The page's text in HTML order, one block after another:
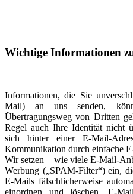
Wichtige Informationen
Informationen, die Sie
Mail) an uns senden,
Übertragungsweg von Dritten
Regel auch Ihre Identität nicht
sich hinter einer E-Mail-
Kommunikation durch einfache
Wir setzen – wie viele E-Mail-
Werbung („SPAM-Filter“) ein,
E-Mails fälschlicherweise